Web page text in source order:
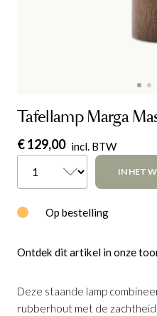
Tafellamp Marga
€ 129,00 incl. BTW
IN HET
Op bestelling
Ontdek dit artikel in onze
Deze staande lamp
rubberhout met de